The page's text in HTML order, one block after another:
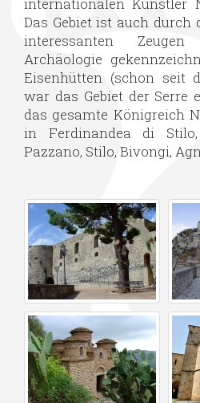
Das Gebiet ist auch durch
interessanten
Archäologie
Eisenhütten (schon seit
war das Gebiet der Serre
das gesamte Königreich
in Ferdinandea di
Pazzano, Stilo, Bivongi,